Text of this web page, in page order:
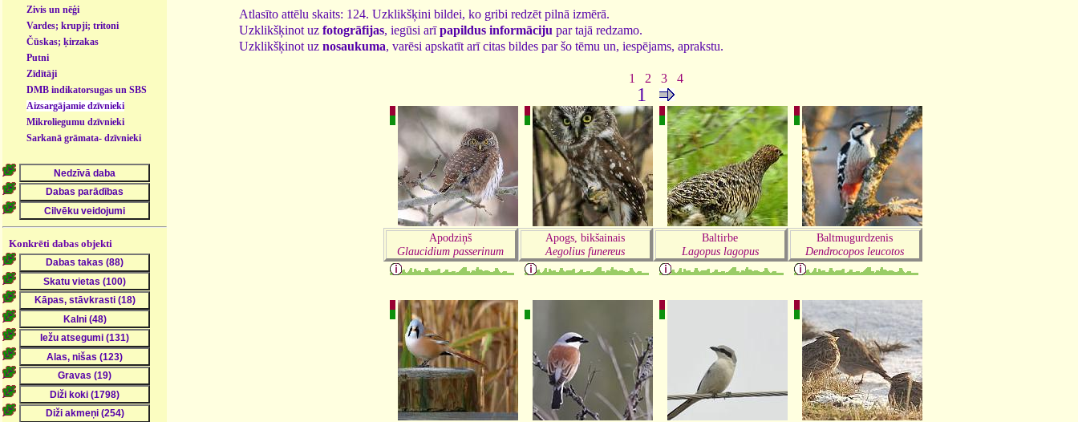
Zivis un nēģi
Vardes; krupji; tritoni
Čūskas; ķirzakas
Putni
Zīdītāji
DMB indikatorsugas un SBS
- dzīvnieki
Aizsargājamie dzīvnieki
Mikroliegumu dzīvnieki
Sarkanā grāmata- dzīvnieki
Konkrēti dabas objekti
Atlasīto attēlu skaits: 124. Uzklikšķini bildei, ko gribi redzēt pilnā izmērā.
Uzklikšķinot uz fotogrāfijas, iegūsi arīpapildus informāciju par tajā redzamo.
Uzklikšķinot uz nosaukuma, varēsi apskatīt arī citas bildes par šo tēmu un, iespējams, aprakstu.
1 2 3 4
1
Apodziņš
Glaucidium passerinum
Apogs, bikšainais
Aegolius funereus
Baltirbe
Lagopus lagopus
Baltmugurdzenis
Dendrocopos leucotos